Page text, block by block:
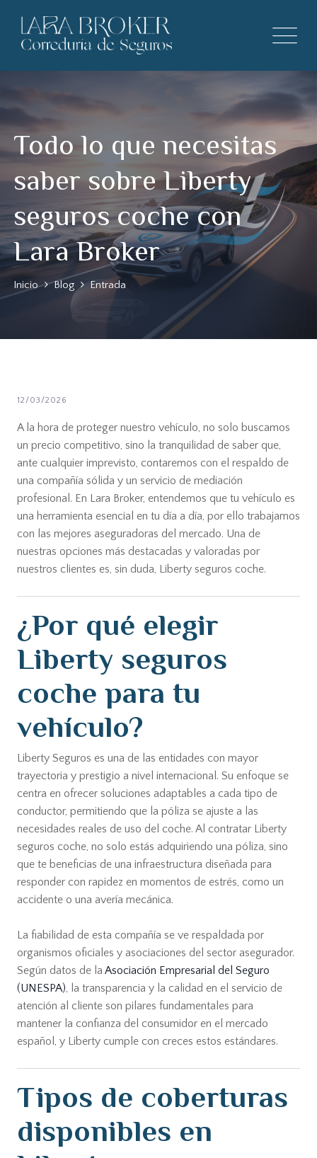
Todo lo que necesitas
saber sobre Liberty
seguros coche con
Lara Broker
Inicio Blog Entrada
12/03/2026
A la hora de proteger nuestro vehículo, no solo buscamos
un precio competitivo, sino la tranquilidad de saber que,
ante cualquier imprevisto, contaremos con el respaldo de
una compañía sólida y un servicio de mediación
profesional. En Lara Broker, entendemos que tu vehículo es
una herramienta esencial en tu día a día, por ello trabajamos
con las mejores aseguradoras del mercado. Una de
nuestras opciones más destacadas y valoradas por
nuestros clientes es, sin duda, Liberty seguros coche.
¿Por qué elegir
Liberty seguros
coche para tu
vehículo?
Liberty Seguros es una de las entidades con mayor
trayectoria y prestigio a nivel internacional. Su enfoque se
centra en ofrecer soluciones adaptables a cada tipo de
conductor, permitiendo que la póliza se ajuste a las
necesidades reales de uso del coche. Al contratar Liberty
seguros coche, no solo estás adquiriendo una póliza, sino
que te beneficias de una infraestructura diseñada para
responder con rapidez en momentos de estrés, como un
accidente o una avería mecánica.
La fiabilidad de esta compañía se ve respaldada por
organismos oficiales y asociaciones del sector asegurador.
Según datos de la Asociación Empresarial del Seguro
(UNESPA), la transparencia y la calidad en el servicio de
atención al cliente son pilares fundamentales para
mantener la confianza del consumidor en el mercado
español, y Liberty cumple con creces estos estándares.
Tipos de coberturas
disponibles en